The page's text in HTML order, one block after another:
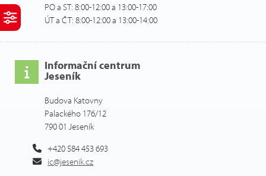
PO a ST: 8:00-12:00 a 13:00-17:00
ÚT a ČT: 8:00-12:00 a 13:00-14:00
Informační centrum
Jeseník
Budova Katovny
Palackého 176/12
790 01 Jeseník
+420 584 453 693
ic@jesenik.cz